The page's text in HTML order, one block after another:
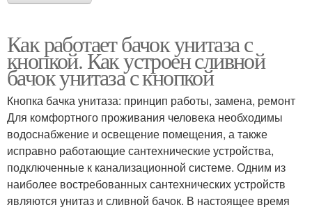
Как работает бачок унитаза с
кнопкой. Как устроен сливной
бачок унитаза с кнопкой
Кнопка бачка унитаза: принцип работы, замена, ремонт
Для комфортного проживания человека необходимы
водоснабжение и освещение помещения, а также
исправно работающие сантехнические устройства,
подключенные к канализационной системе. Одним из
наиболее востребованных сантехнических устройств
являются унитаз и сливной бачок. В настоящее время